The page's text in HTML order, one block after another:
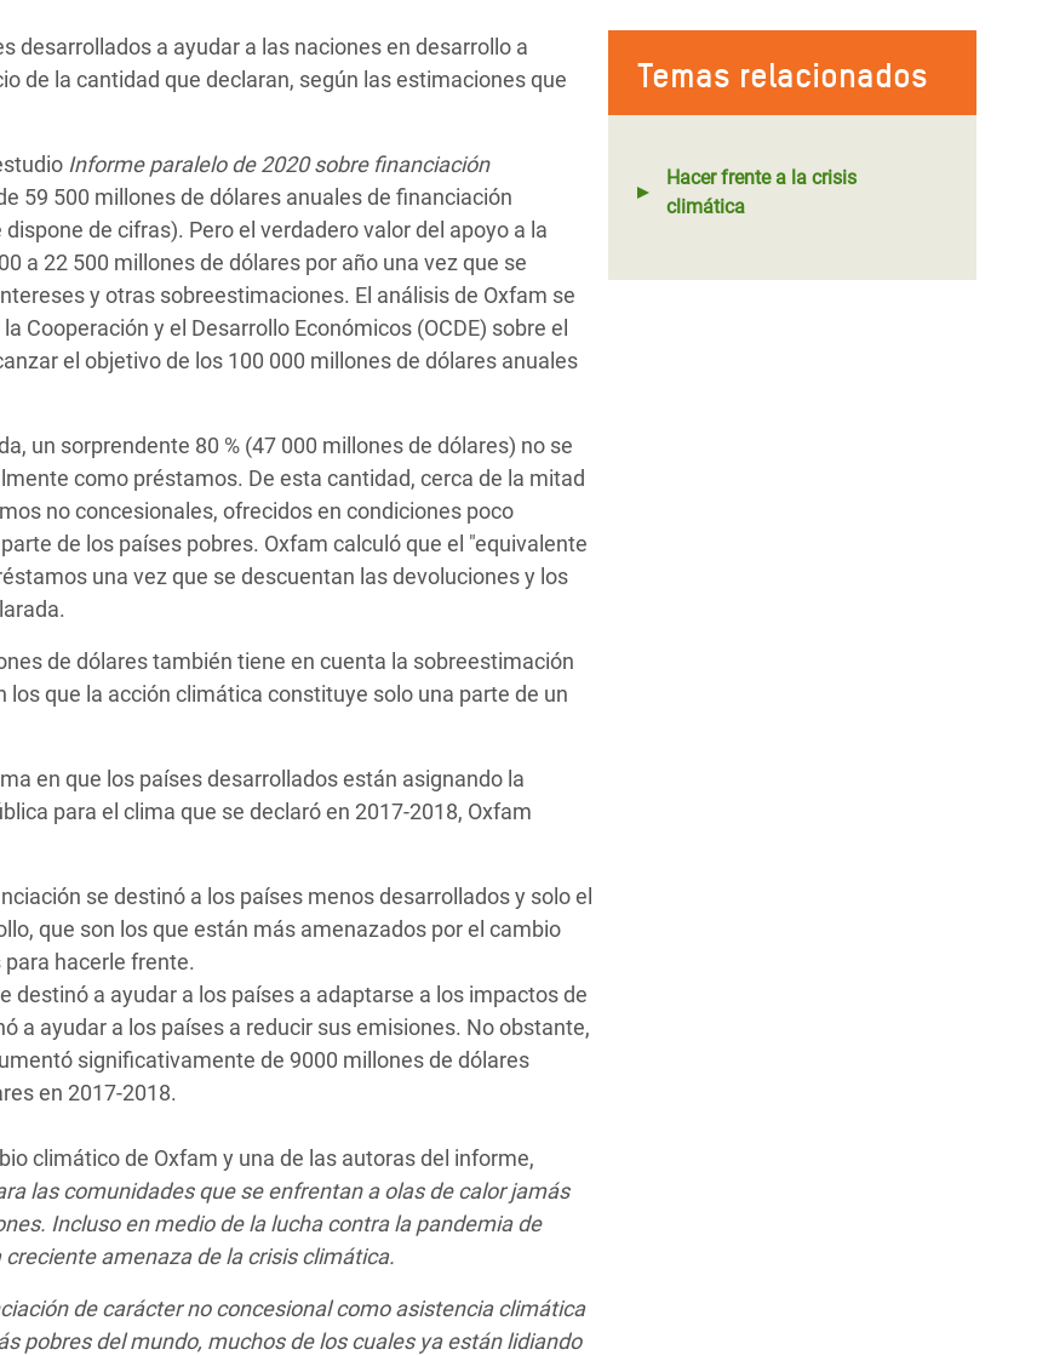
Rohinyá
Temas relacionados
Hacer frente a la crisis
climática
desarrollados a ayudar a las naciones en desarrollo a
de la cantidad que declaran, según las estimaciones que
Informe paralelo de 2020 sobre financiación
59 500 millones de dólares anuales de financiación
de cifras). Pero el verdadero valor del apoyo a la
a 22 500 millones de dólares por año una vez que se
y otras sobreestimaciones. El análisis de Oxfam se
Cooperación y el Desarrollo Económicos (OCDE) sobre el
el objetivo de los 100 000 millones de dólares anuales
un sorprendente 80 % (47 000 millones de dólares) no se
como préstamos. De esta cantidad, cerca de la mitad
no concesionales, ofrecidos en condiciones poco
de los países pobres. Oxfam calculó que el "equivalente
una vez que se descuentan las devoluciones y los
de dólares también tiene en cuenta la sobreestimación
que la acción climática constituye solo una parte de un
en que los países desarrollados están asignando la
para el clima que se declaró en 2017-2018, Oxfam
se destinó a los países menos desarrollados y solo el
que son los que están más amenazados por el cambio
hacerle frente.
destinó a ayudar a los países a adaptarse a los impactos de
a ayudar a los países a reducir sus emisiones. No obstante,
significativamente de 9000 millones de dólares
en 2017-2018.
climático de Oxfam y una de las autoras del informe,
las comunidades que se enfrentan a olas de calor jamás
Incluso en medio de la lucha contra la pandemia de
creciente amenaza de la crisis climática.
de carácter no concesional como asistencia climática
pobres del mundo, muchos de los cuales ya están lidiando